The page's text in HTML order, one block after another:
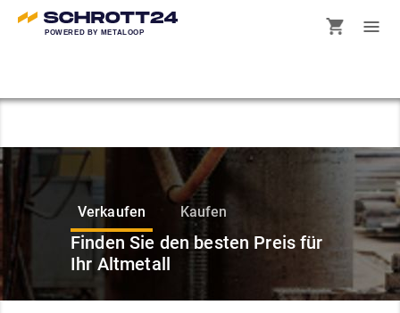
POWERED BY METALOOP
Verkaufen Kaufen
Finden Sie den besten Preis für
Ihr Altmetall